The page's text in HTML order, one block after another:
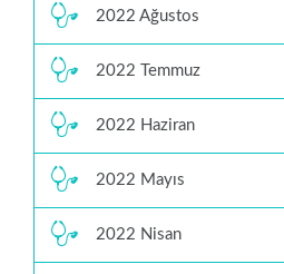
2022 Ağustos
2022 Temmuz
2022 Haziran
2022 Mayıs
2022 Nisan